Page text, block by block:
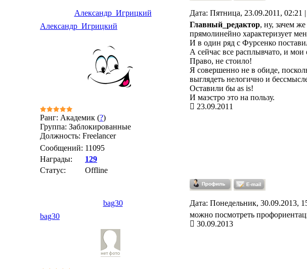
Александр_Игрицкий Дата: Пятница, 23.09.2011, 02:21
Александр_Игрицкий
Ранг: Академик (?)
Группа: Заблокированные
Должность: Freelancer
Сообщений: 11095
Награды:
129
Статус:
Offline
Главный_редактор, ну, зачем
прямолинейно характеризует
И в один ряд с Фурсенко
А сейчас все расплывчато, и мои
Право, не стоило!
Я совершенно не в обиде,
выглядеть нелогично и
Оставили бы as is!
И маэстро это на пользу.
23.09.2011
bag30 Дата: Понедельник, 30.09.2013,
bag30
можно посмотреть
30.09.2013